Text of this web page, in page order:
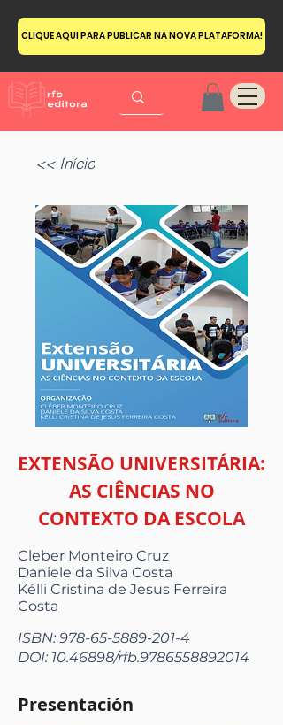
CLIQUE AQUI PARA PUBLICAR NA NOVA PLATAFORMA!
<< Início
EXTENSÃO UNIVERSITÁRIA:
AS CIÊNCIAS NO
CONTEXTO DA ESCOLA
Cleber Monteiro Cruz
Daniele da Silva Costa
Kélli Cristina de Jesus Ferreira
Costa
ISBN:978-65-5889-201-4
DOI: 10.46898/rfb.9786558892014
Presentación